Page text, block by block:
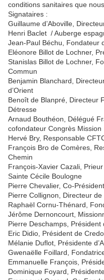
conditions sanitaires que
Signataires :
Guillaume d’Aboville,
Henri Baclet / Auberge
Jean-Paul Béchu, Fondateur
Eléonore Billot de Lochner,
Stanislas Billot de Lochner,
Commun
Benjamin Blanchard,
d’Orient
Benoît de Blanpré, Directeur
Détresse
Arnaud Bouthéon, Délégué
cofondateur Congrès Mission
Hervé Bry, Responsable
François Bro de Comères,
Chemin
François-Xavier Cazali,
Sainte Cécile Boulogne
Pierre Chevalier, Co-
Pierre Collignon, Directeur de
Raphaël Cornu-Thénard,
Jérôme Dernoncourt,
Pierre Deschamps, Président
Eric Didio, Président de
Mélanie Duflot, Présidente
Gwenaëlle Foillard,
Emmanuelle François,
Dominique Foyard,